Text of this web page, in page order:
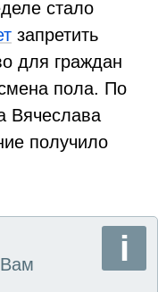
стало
запретить
для граждан
пола. По
Вячеслава
получило